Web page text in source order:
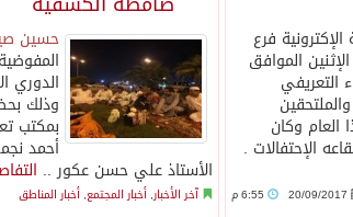
الاستجابة
حسين
الدوري
وذلك
بمكتب
أحمد
الأستاذ علي حسن عكور ..
آخر الأخبار, أخبار المجتمع, أخبار المناطق
فرع
الموافق
التعريفي
العام وكان
الإحتفالات .
20/09/2017 6:55 م